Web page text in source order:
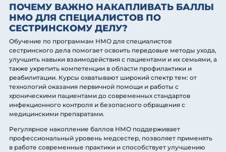
ПОЧЕМУ ВАЖНО НАКАПЛИВАТЬ БАЛЛЫ
НМО ДЛЯ СПЕЦИАЛИСТОВ ПО
СЕСТРИНСКОМУ ДЕЛУ?
Обучение по программам НМО для специалистов
сестринского дела помогает освоить передовые методы ухода,
улучшить навыки взаимодействия с пациентами и их семьями, а
также укрепить компетенции в области профилактики и
реабилитации. Курсы охватывают широкий спектр тем: от
технологий оказания первичной помощи и работы с
хроническими пациентами до современных стандартов
инфекционного контроля и безопасного обращения с
медицинскими препаратами.
Регулярное накопление баллов НМО поддерживает
профессиональный уровень медсестер, позволяет применять
в работе современные практики и способствует улучшению